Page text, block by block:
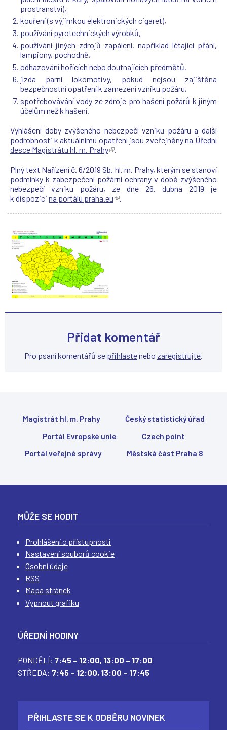
( ( (
)
n
ě
)
prostranství),
kouření (s výjimkou elektronických cigaret),
používání pyrotechnických výrobků,
používání jiných zdrojů zapálení, například létající přání,
lampiony, pochodně,
odhazování hořících nebo doutnajících předmětů,
jízda parní lokomotivy, pokud nejsou zajištěna
bezpečnostní opatření k zamezení vzniku požáru,
spotřebovávání vody ze zdroje pro hašení požárů k jiným
účelům než k hašení.
Vyhlášení doby zvýšeného nebezpečí vzniku požáru a další
podrobnosti k aktuálnímu opatření jsou zveřejněny na Úřední
desce Magistrátu hl. m. Prahy(
e
n
o
d
ř
v
n
o
v
.
Plný text Nařízení č. 6/2019 Sb. hl. m. Prahy, kterým se stanoví
podmínky k zabezpečení požární ochrany v době zvýšeného
nebezpečí vzniku požáru, ze dne 26. dubna 2019 je
k dispozici na portálu praha.eu(
e
t
e
v
ř
o
.
Přidat komentář
Pro psaní komentářů se přihlastenebo zaregistrujte.
Magistrát hl. m. Prahy
Český statistický úřad
Portál Evropské unie
Czech point
Portál veřejné správy
Městská část Praha 8
MŮŽE SE HODIT
Prohlášení o přístupnosti
Nastavení souborů cookie
Osobní údaje
RSS
Mapa stránek
Vypnout grafiku
ÚŘEDNÍ HODINY
PONDĚLÍ: 7:45 – 12:00, 13:00 – 17:00
STŘEDA: 7:45 – 12:00, 13:00 – 17:45
PŘIHLASTE SE K ODBĚRU NOVINEK